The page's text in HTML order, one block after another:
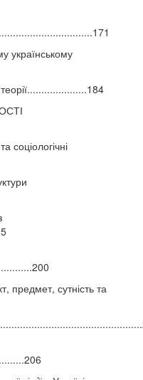
українському
теорії.....................184
соціологічні
предмет, сутність та